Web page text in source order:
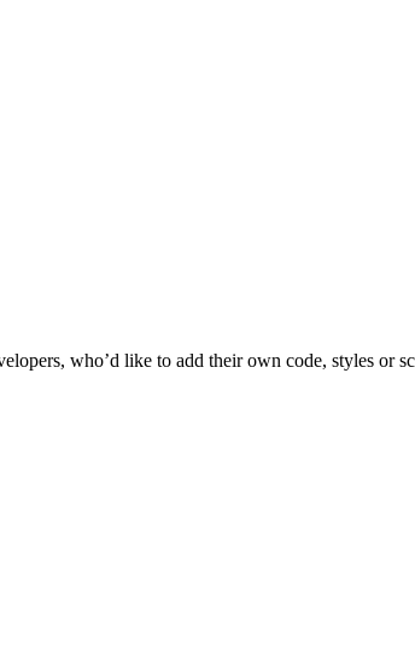
who’d like to add their own code, styles or